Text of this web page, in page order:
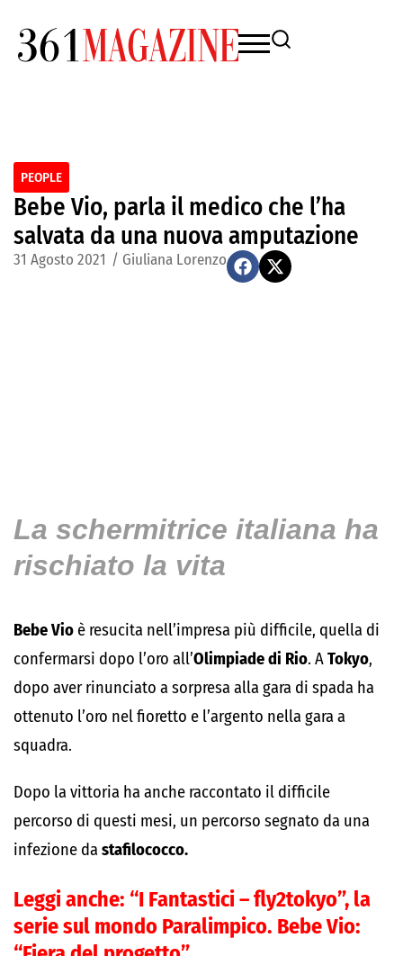
PEOPLE
Bebe Vio, parla il medico che l’ha
salvata da una nuova amputazione
31 Agosto 2021 / Giuliana Lorenzo
La schermitrice italiana ha
rischiato la vita
Bebe Vio è resucita nell’impresa più difficile, quella di
confermarsi dopo l’oro all’Olimpiade di Rio. ATokyo,
dopo aver rinunciato a sorpresa alla gara di spada ha
ottenuto l’oro nel fioretto e l’argento nella gara a
squadra.
Dopo la vittoria ha anche raccontato il difficile
percorso di questi mesi, un percorso segnato da una
infezione da stafilococco.
Leggi anche: “I Fantastici – fly2tokyo”, la
serie sul mondo Paralimpico. Bebe Vio: